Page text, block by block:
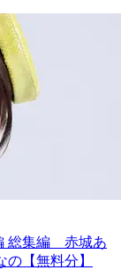
総集編 赤城あ
【無料分】